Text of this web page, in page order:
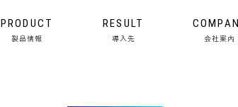
PRODUCT
製品情報
RESULT
導入先 会社案内